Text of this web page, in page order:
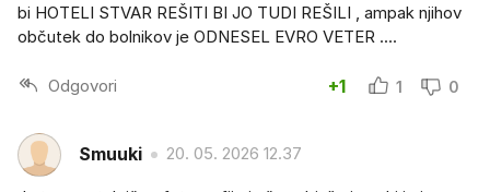
bi HOTELI STVAR REŠITI BI JO TUDI REŠILI , ampak njihov
občutek do bolnikov je ODNESEL EVRO VETER ....
Odgovori +1 1 0
Smuuki 20. 05. 2026 12.37